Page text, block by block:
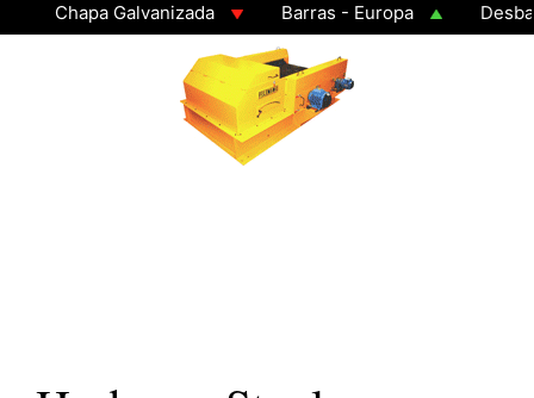
Chapa Galvanizada Barras - Europa
GAMA 3 - Cuadrados 200x200x8